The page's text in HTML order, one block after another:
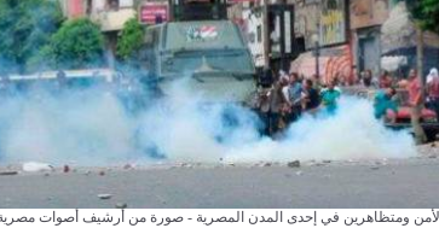
الأمن ومتظاهرين في إحدى المدن المصرية - صورة من أرشيف أصوات